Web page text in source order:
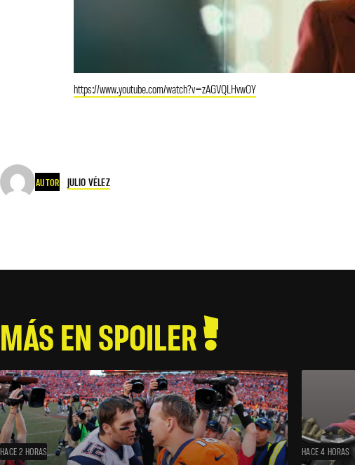
https://www.youtube.com/watch?v=zAGVQLHvwOY
AUTOR JULIO VÉLEZ
MÁS EN SPOILER
HACE 2 HORAS HACE 4 HORAS